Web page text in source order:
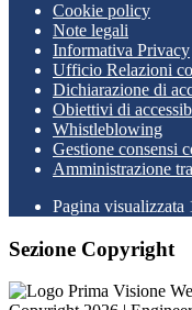
Cookie policy
Note legali
Informativa Privacy
Ufficio Relazioni
Dichiarazione di
Obiettivi di
Whistleblowing
Gestione consensi
Amministrazione
Pagina visualizzata
Sezione Copyright